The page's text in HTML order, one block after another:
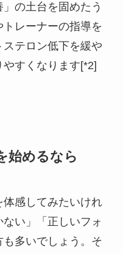
の土台を固めたう
レーナーの指導を
テロン低下を緩や
すくなります[*2]
始めるなら
感してみたいけれ
い」「正しいフォ
多いでしょう。そ